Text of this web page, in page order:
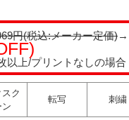
円(税込:メーカー定価)→
以上/プリントなしの場合
ク
ン
転写 刺繍